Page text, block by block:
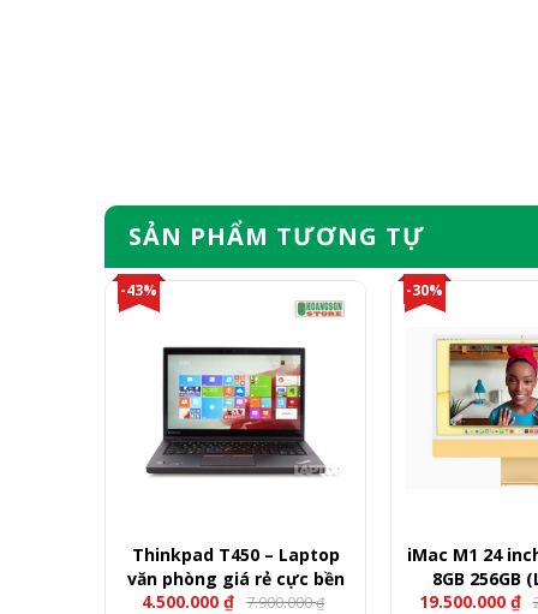
SẢN PHẨM TƯƠNG TỰ
-43%
Thinkpad T450 – Laptop
văn phòng giá rẻ cực bền
4.500.000₫ 7.900.000₫
-30%
iMac M1 24
8GB 256GB
19.500.000 ₫